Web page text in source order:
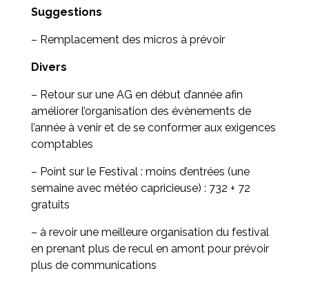
Suggestions
– Remplacement des micros à prévoir
Divers
– Retour sur une AG en début d’année afin
améliorer l’organisation des évènements de
l’année à venir et de se conformer aux exigences
comptables
– Point sur le Festival : moins d’entrées (une
semaine avec météo capricieuse) : 732 + 72
gratuits
– à revoir une meilleure organisation du festival
en prenant plus de recul en amont pour prévoir
plus de communications